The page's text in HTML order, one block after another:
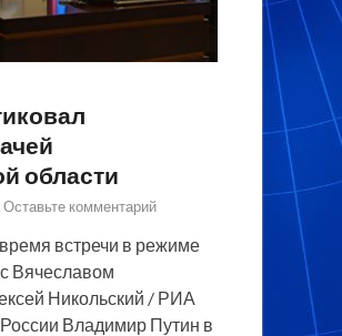
области
Оставьте комментарий
встречи в режиме
Вячеславом
Никольский / РИА
Владимир Путин в